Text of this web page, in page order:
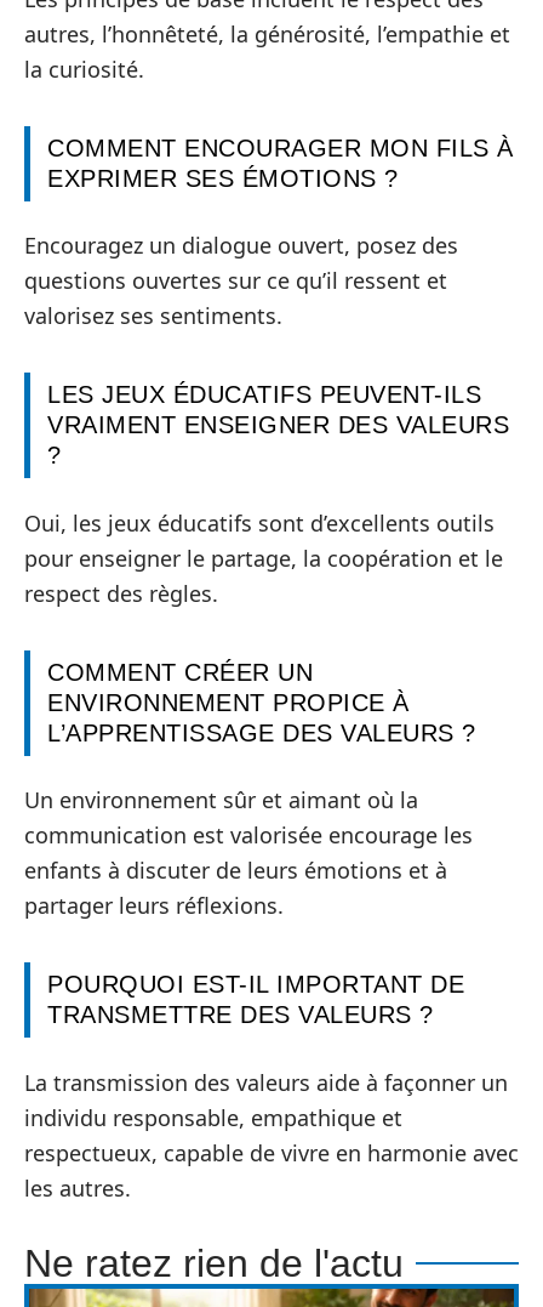
autres, l’honnêteté, la générosité, l’empathie et
la curiosité.
COMMENT ENCOURAGER MON FILS À
EXPRIMER SES ÉMOTIONS ?
Encouragez un dialogue ouvert, posez des
questions ouvertes sur ce qu’il ressent et
valorisez ses sentiments.
LES JEUX ÉDUCATIFS PEUVENT-ILS
VRAIMENT ENSEIGNER DES VALEURS
?
Oui, les jeux éducatifs sont d’excellents outils
pour enseigner le partage, la coopération et le
respect des règles.
COMMENT CRÉER UN
ENVIRONNEMENT PROPICE À
L’APPRENTISSAGE DES VALEURS ?
Un environnement sûr et aimant où la
communication est valorisée encourage les
enfants à discuter de leurs émotions et à
partager leurs réflexions.
POURQUOI EST-IL IMPORTANT DE
TRANSMETTRE DES VALEURS ?
La transmission des valeurs aide à façonner un
individu responsable, empathique et
respectueux, capable de vivre en harmonie avec
les autres.
Ne ratez rien de l'actu